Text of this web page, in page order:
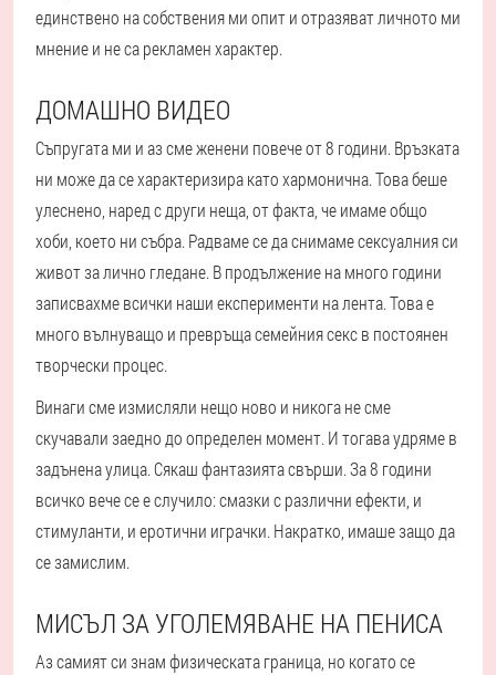
единствено на собствения ми опит и отразяват личното ми
мнение и не са рекламен характер.
ДОМАШНО ВИДЕО
Съпругата ми и аз сме женени повече от 8 години. Връзката
ни може да се характеризира като хармонична. Това беше
улеснено, наред с други неща, от факта, че имаме общо
хоби, което ни събра. Радваме се да снимаме сексуалния си
живот за лично гледане. В продължение на много години
записвахме всички наши експерименти на лента. Това е
много вълнуващо и превръща семейния секс в постоянен
творчески процес.
Винаги сме измисляли нещо ново и никога не сме
скучавали заедно до определен момент. И тогава удряме в
задънена улица. Сякаш фантазията свърши. За 8 години
всичко вече се е случило: смазки с различни ефекти, и
стимуланти, и еротични играчки. Накратко, имаше защо да
се замислим.
МИСЪЛ ЗА УГОЛЕМЯВАНЕ НА ПЕНИСА
Аз самият си знам физическата граница, но когато се